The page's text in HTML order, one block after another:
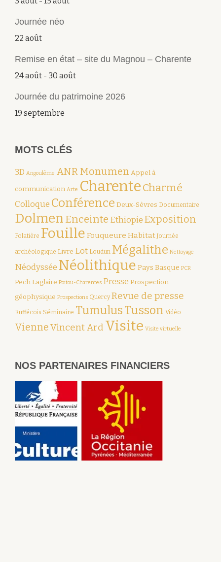
Journée néo
22 août
Remise en état – site du Magnou – Charente
24 août - 30 août
Journée du patrimoine 2026
19 septembre
MOTS CLÉS
3D Angoulême ANR Monumen Appel à
communication Arte CharenteCharmé
Colloque Conférence Deux-Sèvres Documentaire
Dolmen Enceinte Ethiopie Exposition
Folatière Fouille Fouqueure Habitat Journée
archéologique Livre Lot Loudun Mégalithe Nettoyage
Néodyssée Néolithique Pays Basque PCR
Pech Laglaire Poitou-Charentes Presse Prospection
géophysique Prospections Quercy Revue de presse
Ruffécois Séminaire TumulusTusson Vidéo
VienneVincent Ard Visite Visite virtuelle
NOS PARTENAIRES FINANCIERS